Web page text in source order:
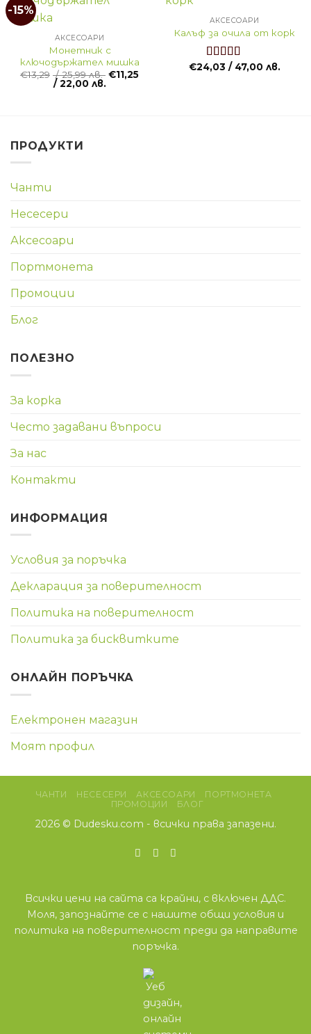
-15%
АКСЕСОАРИ
Монетник с
ключодържател мишка
€13,29 / 25,99 лв. €11,25
/ 22,00 лв.
АКСЕСОАРИ
Калъф за очила от корк
Оценено
€24,03 / 47,00 лв.
ПРОДУКТИ
Чанти
Несесери
Аксесоари
Портмонета
Промоции
Блог
ПОЛЕЗНО
За корка
Често задавани въпроси
За нас
Контакти
ИНФОРМАЦИЯ
Условия за поръчка
Декларация за поверителност
Политика на поверителност
Политика за бисквитките
ОНЛАЙН ПОРЪЧКА
Електронен магазин
Моят профил
ЧАНТИ НЕСЕСЕРИ АКСЕСОАРИ
ПОРТМОНЕТА
ПРОМОЦИИ
БЛОГ
2026 © Dudesku.com - всички права запазени.
Всички цени на сайта са крайни, с включен ДДС.
Моля, запознайте се с нашите общи условия и
политика на поверителност преди да направите
поръчка.